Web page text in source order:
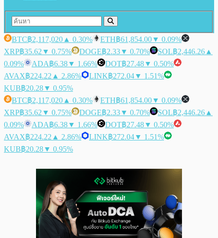
BTC฿2,117,020 ▲ 0.30% ETH฿61,854.00▼ 0.09%
XRP฿35.62 ▼ 0.75% DOGE฿2.33▼ 0.70% SOL฿2,446.26 ▲
0.09%
ADA฿6.38▼ 1.66% DOT฿27.48▼ 0.50%
AVAX฿224.22 ▲ 2.86% LINK฿272.04▼ 1.51%
KUB฿20.28▼ 0.95%
BTC฿2,117,020 ▲ 0.30% ETH฿61,854.00▼ 0.09%
XRP฿35.62 ▼ 0.75% DOGE฿2.33▼ 0.70% SOL฿2,446.26 ▲
0.09%
ADA฿6.38▼ 1.66% DOT฿27.48▼ 0.50%
AVAX฿224.22 ▲ 2.86% LINK฿272.04▼ 1.51%
KUB฿20.28▼ 0.95%